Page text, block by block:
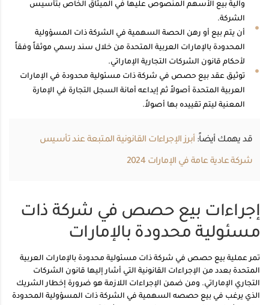
وآلية بيع الأسهم المنصوص عليها في الميثاق الخاص بتأسيس
الشركة.
أن يتم بيع أو رهن الحصة السهمية في الشركة ذات المسؤولية
المحدودة بالإمارات العربية المتحدة من خلال سند رسمي موثقاً وفقاً
لأحكام قانون الشركات التجارية الإماراتي.
توثيق عقد بيع حصص في شركة ذات مسئولية محدودة في الإمارات
العربية المتحدة أصولاً ثم إيداعه أمانة السجل التجارة في الإمارة
المعنية ليتم تقييده بها أصولاً.
قد يهمك أيضاً: أبرز الإجراءات القانونية المتبعة عند تأسيس
شركة عادية عامة في الإمارات 2024
إجراءات بيع حصص في شركة ذات
مسئولية محدودة بالإمارات
تمر عملية بيع حصص في شركة ذات مسئولية محدودة بالإمارات العربية
المتحدة بعدد من الإجراءات القانونية التي أشار إليها قانون الشركات
التجاري الإماراتي. ومن ضمن الإجراءات اللازمة هو ضرورة إخطار الشريك
الذي يرغب في بيع حصصه السهمية في الشركة ذات المسؤولية المحدودة